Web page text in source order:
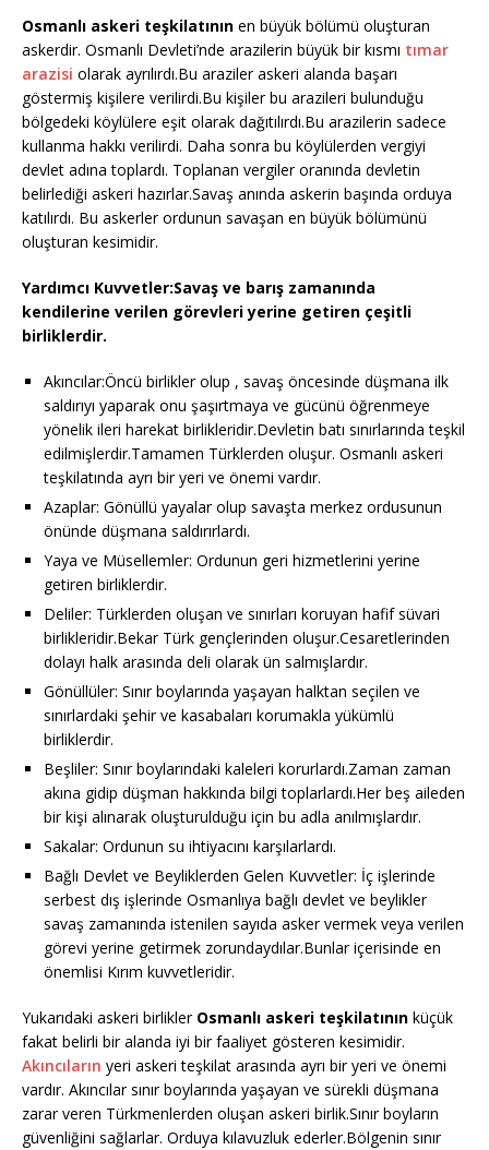
Osmanlı askeri teşkilatının en büyük bölümü oluşturan
askerdir. Osmanlı Devleti’nde arazilerin büyük bir kısmı tımar
arazisi olarak ayrılırdı.Bu araziler askeri alanda başarı
göstermiş kişilere verilirdi.Bu kişiler bu arazileri bulunduğu
bölgedeki köylülere eşit olarak dağıtılırdı.Bu arazilerin sadece
kullanma hakkı verilirdi. Daha sonra bu köylülerden vergiyi
devlet adına toplardı. Toplanan vergiler oranında devletin
belirlediği askeri hazırlar.Savaş anında askerin başında orduya
katılırdı. Bu askerler ordunun savaşan en büyük bölümünü
oluşturan kesimidir.
Yardımcı Kuvvetler:Savaş ve barış zamanında
kendilerine verilen görevleri yerine getiren çeşitli
birliklerdir.
Akıncılar:Öncü birlikler olup , savaş öncesinde düşmana ilk
saldırıyı yaparak onu şaşırtmaya ve gücünü öğrenmeye
yönelik ileri harekat birlikleridir.Devletin batı sınırlarında teşkil
edilmişlerdir.Tamamen Türklerden oluşur. Osmanlı askeri
teşkilatında ayrı bir yeri ve önemi vardır.
Azaplar: Gönüllü yayalar olup savaşta merkez ordusunun
önünde düşmana saldırırlardı.
Yaya ve Müsellemler: Ordunun geri hizmetlerini yerine
getiren birliklerdir.
Deliler: Türklerden oluşan ve sınırları koruyan hafif süvari
birlikleridir.Bekar Türk gençlerinden oluşur.Cesaretlerinden
dolayı halk arasında deli olarak ün salmışlardır.
Gönüllüler: Sınır boylarında yaşayan halktan seçilen ve
sınırlardaki şehir ve kasabaları korumakla yükümlü
birliklerdir.
Beşliler: Sınır boylarındaki kaleleri korurlardı.Zaman zaman
akına gidip düşman hakkında bilgi toplarlardı.Her beş aileden
bir kişi alınarak oluşturulduğu için bu adla anılmışlardır.
Sakalar: Ordunun su ihtiyacını karşılarlardı.
Bağlı Devlet ve Beyliklerden Gelen Kuvvetler: İç işlerinde
serbest dış işlerinde Osmanlıya bağlı devlet ve beylikler
savaş zamanında istenilen sayıda asker vermek veya verilen
görevi yerine getirmek zorundaydılar.Bunlar içerisinde en
önemlisi Kırım kuvvetleridir.
Yukarıdaki askeri birlikler Osmanlı askeri teşkilatının küçük
fakat belirli bir alanda iyi bir faaliyet gösteren kesimidir.
Akıncıların yeri askeri teşkilat arasında ayrı bir yeri ve önemi
vardır. Akıncılar sınır boylarında yaşayan ve sürekli düşmana
zarar veren Türkmenlerden oluşan askeri birlik.Sınır boyların
güvenliğini sağlarlar. Orduya kılavuzluk ederler.Bölgenin sınır